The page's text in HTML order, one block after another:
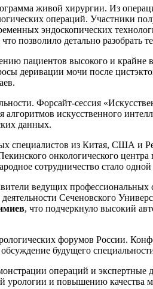
живой хирургии. Из
операций. Участники
эндоскопических
позволило детально разобрать
пациентов высокого и
деривации мочи после
Форсайт-сессия
искусственного
данных.
специалистов из Китая, США и
онкологического центра
сотрудничество стало
ведущих
Сеченовского
, что подчеркнуло высокий
форумов России.
будущего
операций и
урологии и повышению